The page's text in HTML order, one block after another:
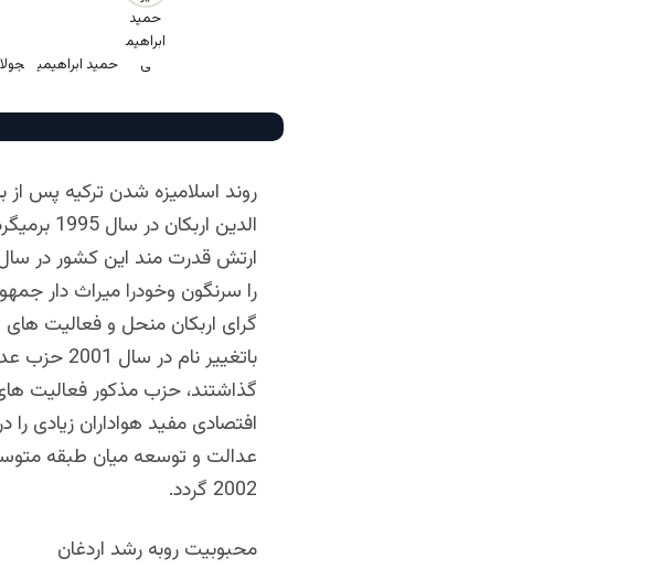
حمید ابراهیمی جولای
روند اسلامیزه شدن ترکیه پس
الدین
را سرنگون وخودرا میراث دار
گرای اربکان منحل و فعالیت
باتغییر
گذاشتند، حزب مذکور فعالیت
افتصادی مفید هواداران زیادی
عدالت و توسعه میان طبقه
2002 گردد.
محبوبیت روبه رشد اردغان